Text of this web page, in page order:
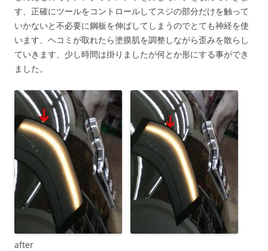
す、正確にツールをコントロールしてスジの部分だけを触って
いかないと不必要に鋼板を伸ばしてしまうのでとても神経を使
います、ヘコミが取れたら塗膜肌を調整しながら歪みを散らし
ていきます、少し時間は掛りましたが何とか形にする事ができ
ました。
after